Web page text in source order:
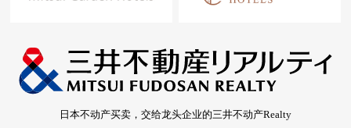
日本不动产买卖，交给龙头企业的三井不动产Realty